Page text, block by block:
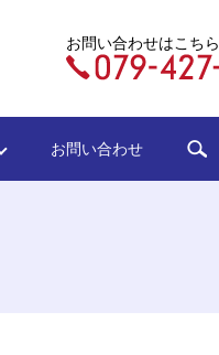
お問い合わせはこちら
お問い合わせ